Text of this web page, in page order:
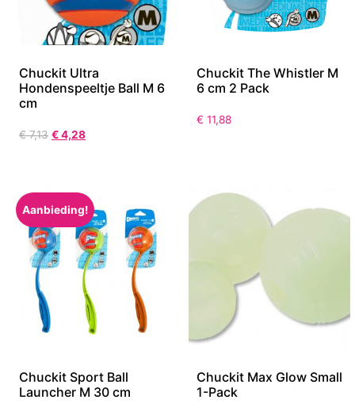
Chuckit Ultra
Hondenspeeltje Ball M 6
cm
€7,13 €4,28
Chuckit The Whistler M
6 cm 2 Pack
€ 11,88
Aanbieding!
Chuckit Sport Ball
Launcher M 30 cm
Chuckit Max Glow Small
1-Pack